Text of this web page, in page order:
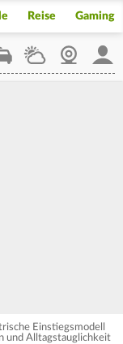
Reise Gaming
WetterWebcam
Einstiegsmodell
und Alltagstauglichkeit